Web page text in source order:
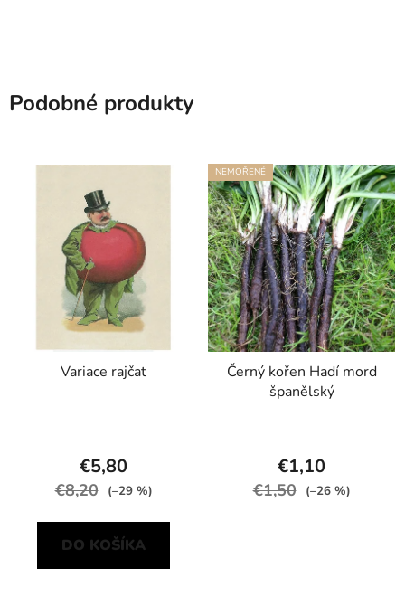
Podobné produkty
Variace rajčat
€5,80
€8,20 (–29 %)
DO KOŠÍKA
NEMOŘENÉ
Černý kořen Hadí mord
španělský
€1,10
€1,50 (–26 %)